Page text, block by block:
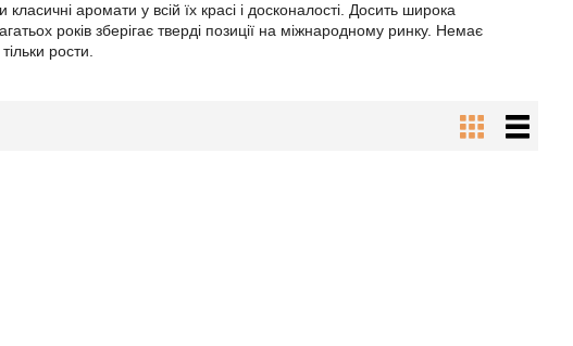
аромати у всій їх красі і досконалості. Досить широка
років зберігає тверді позиції на міжнародному ринку. Немає
рости.